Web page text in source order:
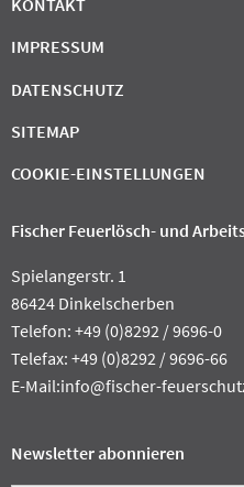
IMPRESSUM
DATENSCHUTZ
SITEMAP
COOKIE-EINSTELLUNGEN
Fischer Feuerlösch- und
Spielangerstr. 1
86424 Dinkelscherben
Telefon: +49 (0)8292 / 9696-0
Telefax: +49 (0)8292 / 9696-66
E-Mail:info@fischer-
Newsletter abonnieren